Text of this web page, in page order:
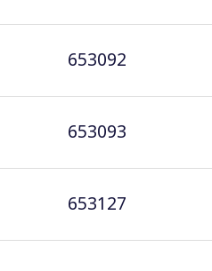
653092
653093
653127